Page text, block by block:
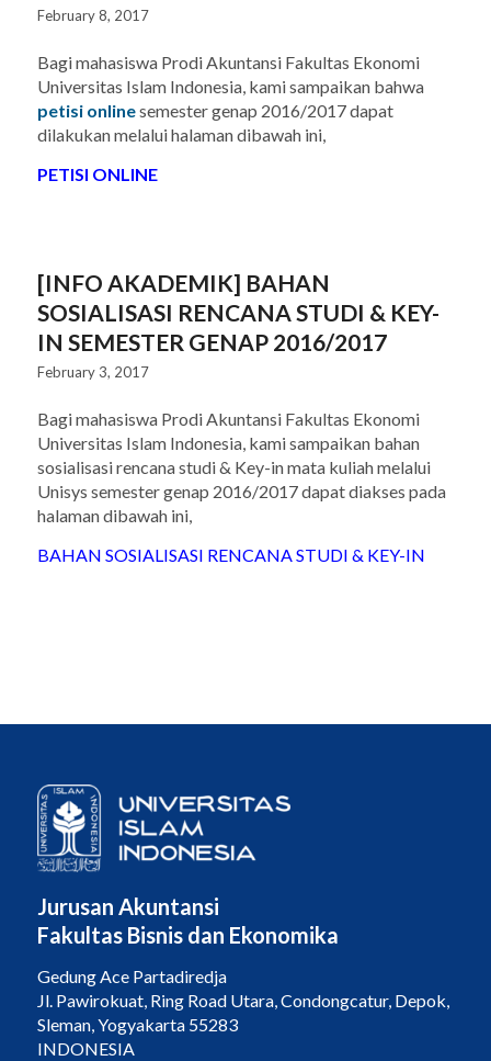
February 8, 2017
Bagi mahasiswa Prodi Akuntansi Fakultas Ekonomi
Universitas Islam Indonesia, kami sampaikan bahwa
petisi onlinesemester genap 2016/2017 dapat
dilakukan melalui halaman dibawah ini,
PETISI ONLINE
[INFO AKADEMIK] BAHAN
SOSIALISASI RENCANA STUDI & KEY-
IN SEMESTER GENAP 2016/2017
February 3, 2017
Bagi mahasiswa Prodi Akuntansi Fakultas Ekonomi
Universitas Islam Indonesia, kami sampaikan bahan
sosialisasi rencana studi & Key-in mata kuliah melalui
Unisys semester genap 2016/2017 dapat diakses pada
halaman dibawah ini,
BAHAN SOSIALISASI RENCANA STUDI & KEY-IN
Jurusan Akuntansi
Fakultas Bisnis dan Ekonomika
Gedung Ace Partadiredja
Jl. Pawirokuat, Ring Road Utara, Condongcatur, Depok,
Sleman, Yogyakarta 55283
INDONESIA